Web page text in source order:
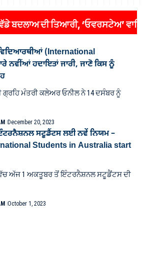
ਦੀ ਤਿਆਰੀ, ‘ਓਵਰਸਟੇਅ’ ਵਾਲਿਆਂ
(International
ਨਵੀਂਆਂ ਹਦਾਇਤਾਂ ਜਾਰੀ, ਜਾਣੋ ਕਿਸ ਨੂੰ
ਮੰਤਰੀ ਕਲੇਅਰ ਓਨੀਲ ਨੇ 14 ਦਸੰਬਰ ਨੂੰ
December 20, 2023
ਸਟੂਡੈਂਟਸ ਲਈ ਨਵੇਂ ਨਿਯਮ –
Students in Australia start
ਅੱਜ 1 ਅਕਤੂਬਰ ਤੋਂ ਇੰਟਰਨੈਸ਼ਨਲ ਸਟੂਡੈਂਟਸ ਦੀ
October 1, 2023